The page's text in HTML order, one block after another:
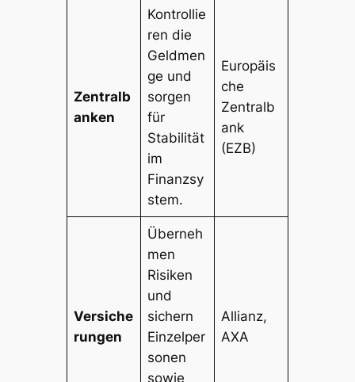
Zentralb
anken
Kontrollie
ren die
Geldmen
ge und
sorgen
für
Stabilität
im
Finanzsy
stem.
Europäis
che
Zentralb
ank
(EZB)
Versiche
rungen
Überneh
men
Risiken
und
sichern
Einzelper
sonen
sowie
Allianz,
AXA